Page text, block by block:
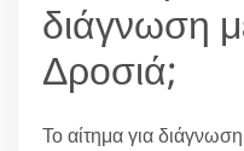
διάγνωση
Δροσιά;
Το αίτημα για